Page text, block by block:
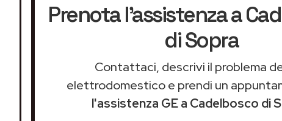
Prenota l'assistenza a
di Sopra
Contattaci, descrivi il problema
elettrodomestico e prendi un
l'assistenza GE a Cadelbosco di